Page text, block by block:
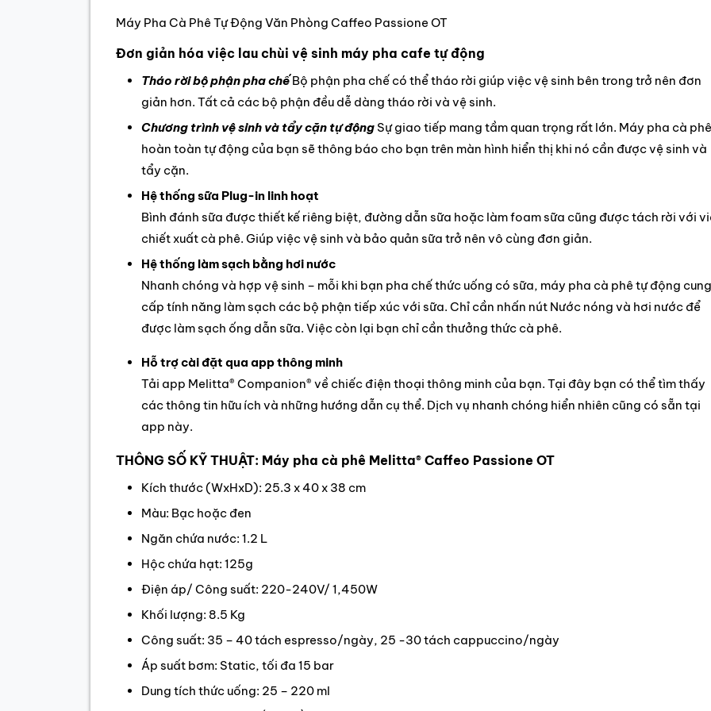
Máy Pha Cà Phê Tự Động Văn Phòng Caffeo Passione OT
Đơn giản hóa việc lau chùi vệ sinh máy pha cafe tự động
Tháo rời bộ phận pha chế Bộ phận pha chế có thể tháo rời giúp việc vệ sinh bên trong trở nên đơn
giản hơn. Tất cả các bộ phận đều dễ dàng tháo rời và vệ sinh.
Chương trình vệ sinh và tẩy cặn tự động Sự giao tiếp mang tầm quan trọng rất lớn. Máy pha cà phê
hoàn toàn tự động của bạn sẽ thông báo cho bạn trên màn hình hiển thị khi nó cần được vệ sinh và
tẩy cặn.
Hệ thống sữa Plug-in linh hoạt
Bình đánh sữa được thiết kế riêng biệt, đường dẫn sữa hoặc làm foam sữa cũng được tách rời với
chiết xuất cà phê. Giúp việc vệ sinh và bảo quản sữa trở nên vô cùng đơn giản.
Hệ thống làm sạch bằng hơi nước
Nhanh chóng và hợp vệ sinh – mỗi khi bạn pha chế thức uống có sữa, máy pha cà phê tự động cung
cấp tính năng làm sạch các bộ phận tiếp xúc với sữa. Chỉ cần nhấn nút Nước nóng và hơi nước để
được làm sạch ống dẫn sữa. Việc còn lại bạn chỉ cần thưởng thức cà phê.
Hỗ trợ cài đặt qua app thông minh
Tải app Melitta® Companion® về chiếc điện thoại thông minh của bạn. Tại đây bạn có thể tìm thấy
các thông tin hữu ích và những hướng dẫn cụ thể. Dịch vụ nhanh chóng hiển nhiên cũng có sẵn tại
app này.
THÔNG SỐ KỸ THUẬT: Máy pha cà phê Melitta® Caffeo Passione OT
Kích thước (WxHxD): 25.3 x 40 x 38 cm
Màu: Bạc hoặc đen
Ngăn chứa nước: 1.2 L
Hộc chứa hạt: 125g
Điện áp/ Công suất: 220-240V/ 1,450W
Khối lượng: 8.5 Kg
Công suất: 35 – 40 tách espresso/ngày, 25 -30 tách cappuccino/ngày
Áp suất bơm: Static, tối đa 15 bar
Dung tích thức uống: 25 – 220 ml